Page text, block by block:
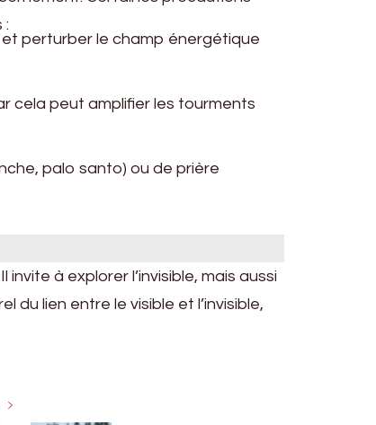
:
et perturber le champ énergétique
cela peut amplifier les tourments
palo santo) ou de prière
à explorer l’invisible, mais aussi
lien entre le visible et l’invisible,